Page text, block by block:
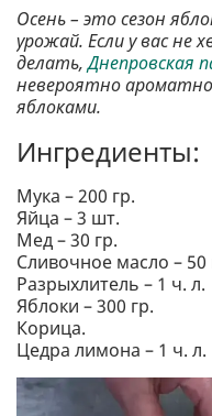
Осень – это сезон
урожай. Если у вас не
делать,Днепровская
невероятно
яблоками.
Ингредиенты:
Мука – 200 гр.
Яйца – 3 шт.
Мед – 30 гр.
Сливочное масло – 50
Разрыхлитель – 1 ч. л.
Яблоки – 300 гр.
Корица.
Цедра лимона – 1 ч. л.